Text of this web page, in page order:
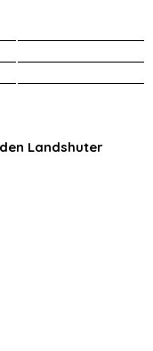
Landshuter